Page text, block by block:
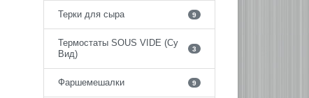
Терки для сыра 9
Термостаты SOUS VIDE (Су
Вид)
3
Фаршемешалки 9